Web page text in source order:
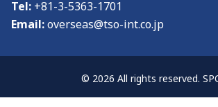
Tel: +81-3-5363-1701
Email:overseas@tso-int.co.jp
© 2026 All rights reserved.